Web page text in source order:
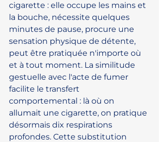
cigarette : elle occupe les mains et
la bouche, nécessite quelques
minutes de pause, procure une
sensation physique de détente,
peut être pratiquée n'importe où
et à tout moment. La similitude
gestuelle avec l'acte de fumer
facilite le transfert
comportemental : là où on
allumait une cigarette, on pratique
désormais dix respirations
profondes. Cette substitution